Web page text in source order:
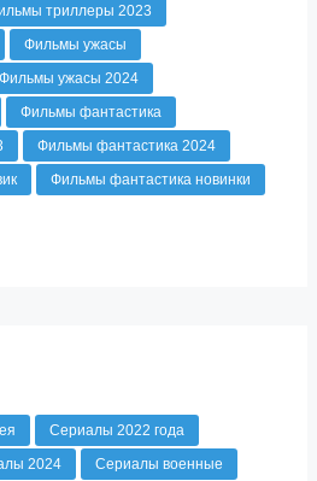
триллеры 2023
Фильмы ужасы
Фильмы ужасы 2024
Фильмы фантастика
Фильмы фантастика 2024
Фильмы фантастика новинки
Сериалы 2022 года
2024
Сериалы военные